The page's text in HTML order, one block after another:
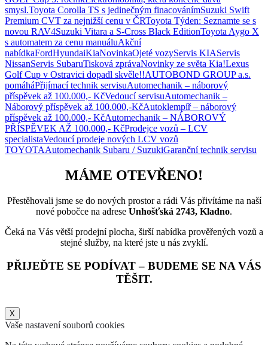
smysl.Toyota Corolla TS s jedinečným finacovánímSuzuki Swift
Premium CVT za nejnižší cenu v ČRToyota Týden: Seznamte se s
novou RAV4Suzuki Vitara a S-Cross Black EditionToyota Aygo X
s automatem za cenu manuáluAkční
nabídkaFordHyundaiKiaNovinkaOjeté vozyServis KIAServis
NissanServis SubaruTisková zprávaNovinky ze světa Kia!Lexus
Golf Cup v Ostravici dopadl skvěle!!AUTOBOND GROUP a.s.
pomáháPřijímací technik servisuAutomechanik – náborový
příspěvek až 100.000,- KčVedoucí servisuAutomechanik –
Náborový příspěvek až 100.000,-KčAutoklempíř – náborový
příspěvek až 100.000,- KčAutomechanik – NÁBOROVÝ
PŘÍSPĚVEK AŽ 100.000,- KčProdejce vozů – LCV
specialistaVedoucí prodeje nových LCV vozů
TOYOTAAutomechanik Subaru / SuzukiGaranční technik servisu
MÁME OTEVŘENO!
Přestěhovali jsme se do nových prostor a rádi Vás přivítáme na naší
nové pobočce na adrese Unhošťská 2743, Kladno.
Čeká na Vás větší prodejní plocha, širší nabídka prověřených vozů a
stejné služby, na které jste u nás zvyklí.
PŘIJEĎTE SE PODÍVAT – BUDEME SE NA VÁS
TĚŠIT.
X
Vaše nastavení souborů cookies